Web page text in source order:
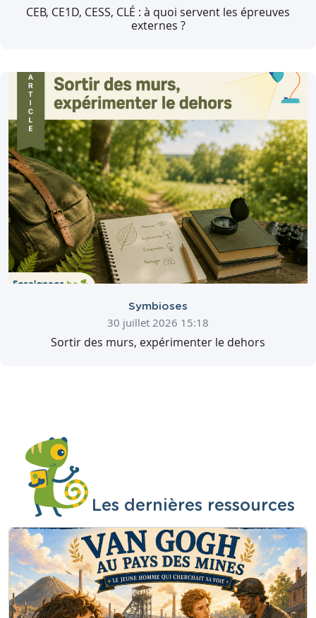
CEB, CE1D, CESS, CLÉ : à quoi servent les épreuves
externes ?
Symbioses
30 juillet 2026 15:18
Sortir des murs, expérimenter le dehors
Les dernières ressources